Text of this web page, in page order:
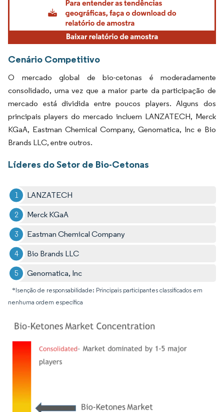
Cenário Competitivo
O mercado global de bio-cetonas é moderadamente
consolidado, uma vez que a maior parte da participação de
mercado está dividida entre poucos players. Alguns dos
principais players do mercado incluem LANZATECH, Merck
KGaA, Eastman Chemical Company, Genomatica, Inc e Bio
Brands LLC, entre outros.
Líderes do Setor de Bio-Cetonas
LANZATECH
Merck KGaA
Eastman Chemical Company
Bio Brands LLC
Genomatica, Inc
*Isenção de responsabilidade: Principais participantes classificados em
nenhuma ordem específica